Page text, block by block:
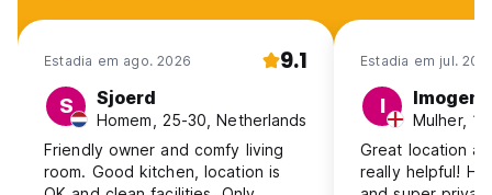
Estadia em ago. 2026 9.1
S Sjoerd
Homem, 25-30, Netherlands
Friendly owner and comfy living
room. Good kitchen, location is
Estadia em jul.
I Imogen
Mulher,
Great location
really helpful!